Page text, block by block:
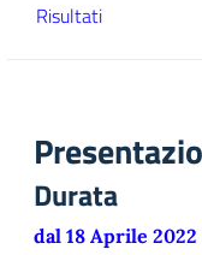
Risultati
Durata
dal 18 Aprile 2022